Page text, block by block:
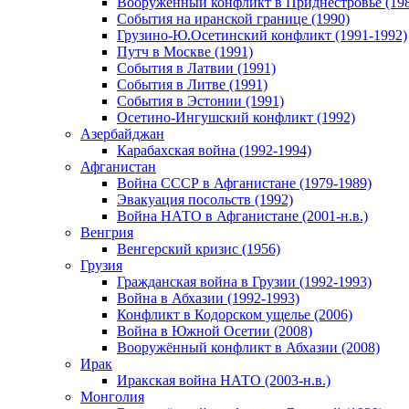
События на иранской границе (1990)
Грузино-Ю.Осетинский конфликт (1991-1992)
Путч в Москве (1991)
События в Латвии (1991)
События в Литве (1991)
События в Эстонии (1991)
Осетино-Ингушский конфликт (1992)
Азербайджан
Карабахская война (1992-1994)
Афганистан
Война СССР в Афганистане (1979-1989)
Эвакуация посольств (1992)
Война НАТО в Афганистане (2001-н.в.)
Венгрия
Венгерский кризис (1956)
Грузия
Гражданская война в Грузии (1992-1993)
Война в Абхазии (1992-1993)
Конфликт в Кодорском ущелье (2006)
Война в Южной Осетии (2008)
Вооружённый конфликт в Абхазии (2008)
Ирак
Иракская война НАТО (2003-н.в.)
Монголия